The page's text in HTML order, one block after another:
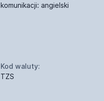
komunikacji: angielski
Kod waluty:
TZS